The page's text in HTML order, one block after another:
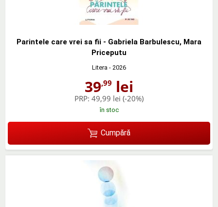
Parintele care vrei sa fii - Gabriela Barbulescu, Mara
Priceputu
Litera - 2026
39,99 lei
PRP: 49,99 lei (-20%)
în stoc
Cumpără